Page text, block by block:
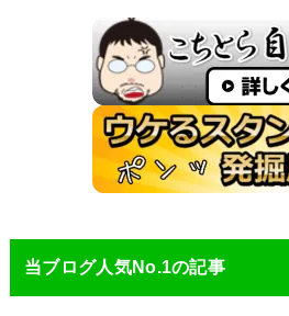
当ブログ人気No.1の記事